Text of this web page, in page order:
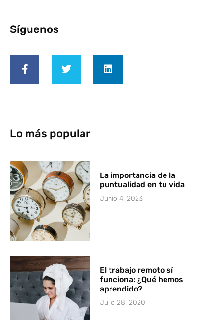
Síguenos
Lo más popular
La importancia de la
puntualidad en tu vida
Junio 4, 2023
El trabajo remoto sí
funciona: ¿Qué hemos
aprendido?
Julio 28, 2020